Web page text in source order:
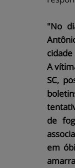
"No
A
SC,
de
em